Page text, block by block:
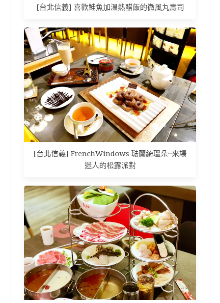
[台北信義] 喜歡鮭魚加溫熱醋飯的微風丸壽司
[台北信義] FrenchWindows 琺蘭綺瑥朵~來場
迷人的松露派對